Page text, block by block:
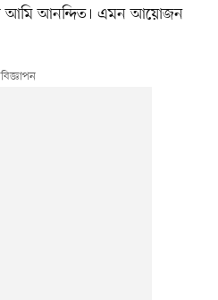
আমি আনন্দিত। এমন আয়োজন